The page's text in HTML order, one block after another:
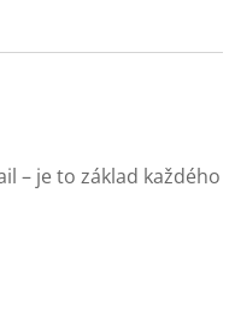
– je to základ každého